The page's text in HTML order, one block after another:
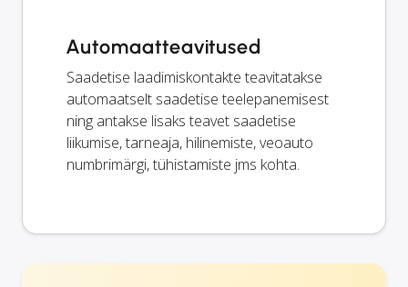
Automaatteavitused
Saadetise laadimiskontakte teavitatakse
automaatselt saadetise teelepanemisest
ning antakse lisaks teavet saadetise
liikumise, tarneaja, hilinemiste, veoauto
numbrimärgi, tühistamiste jms kohta.